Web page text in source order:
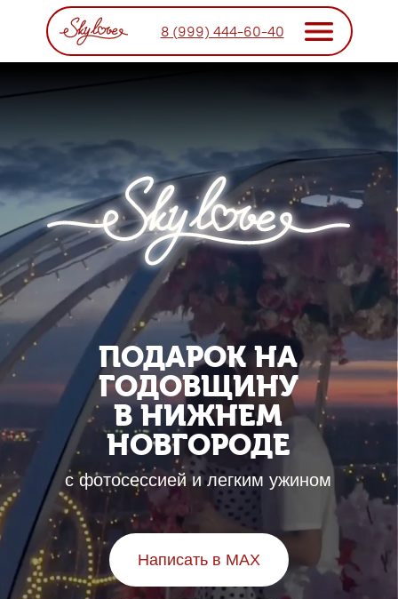
8 (999) 444-60-40
ПОДАРОК НА
ГОДОВЩИНУ
В НИЖНЕМ
НОВГОРОДЕ
с фотосессией и легким ужином
Написать в MAX